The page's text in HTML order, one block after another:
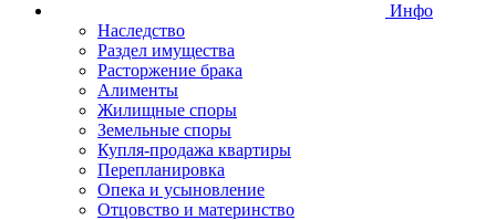
Инфо
Наследство
Раздел имущества
Расторжение брака
Алименты
Жилищные споры
Земельные споры
Купля-продажа квартиры
Перепланировка
Опека и усыновление
Отцовство и материнство